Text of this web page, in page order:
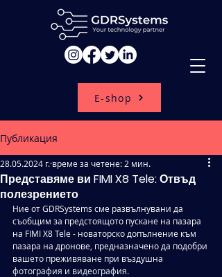
E-shop
Публикация
Представяме ви FIMI X8 Tele: Отвъд
полезрението
28.05.2024 г. време за четене: 2 мин.
Ние от GDRSystems сме развълнувани да
съобщим за предстоящото пускане на пазара
на FIMI X8 Tele - новаторско допълнение към
пазара на дронове, предназначено да подобри
вашето преживяване при въздушна
фотография и видеография.